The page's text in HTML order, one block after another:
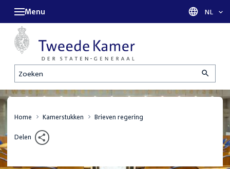
Zoeken
Menu Taal
NL
Home Kamerstukken Brieven regering
Delen